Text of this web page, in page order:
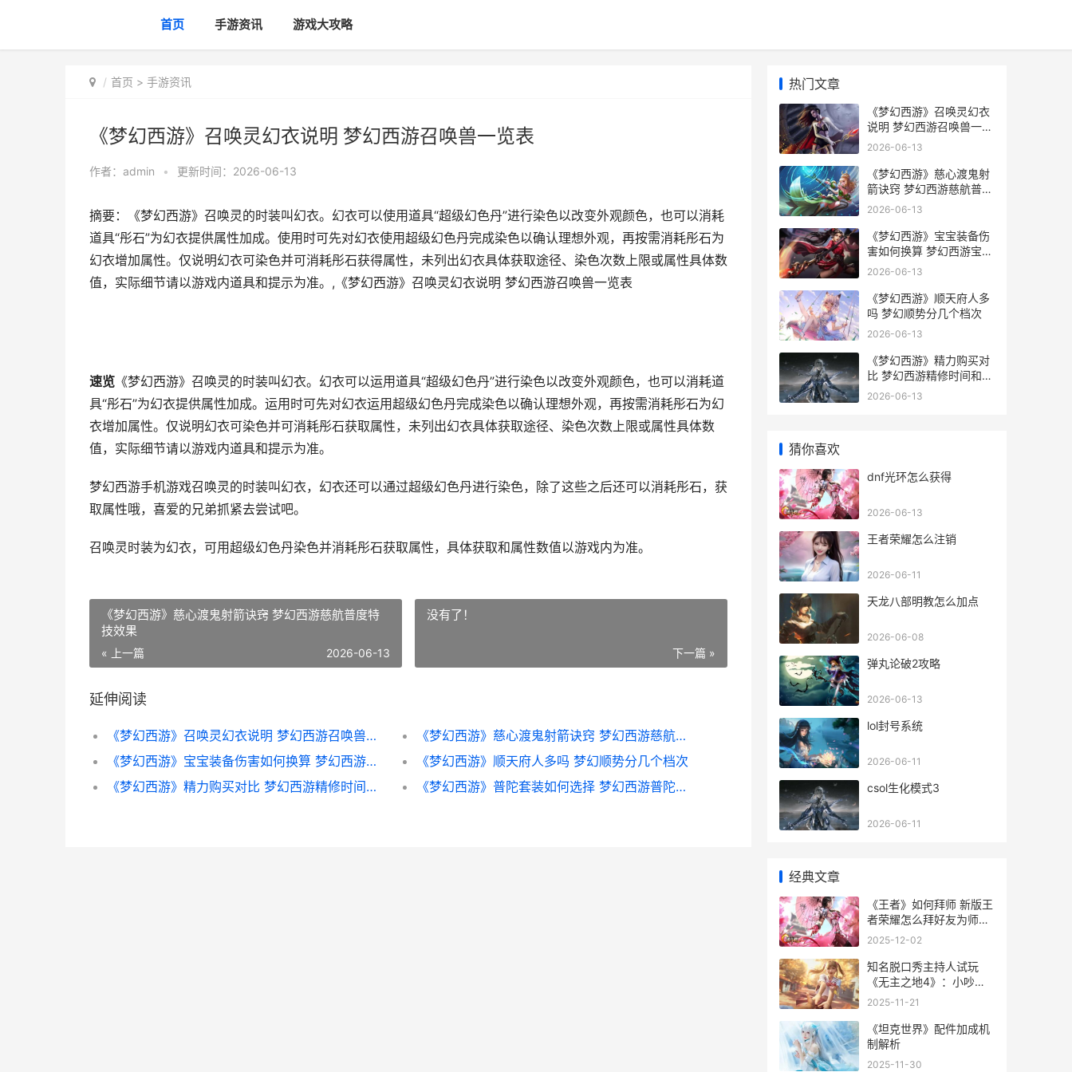
首页 手游资讯 游戏大攻略
首页 > 手游资讯
《梦幻西游》召唤灵幻衣说明 梦幻西游召唤兽一览表
作者： admin • 更新时间：2026-06-13
摘要：《梦幻西游》召唤灵的时装叫幻衣。幻衣可以使用道具“超级幻色丹”进行染色以改变外观颜色，也可以消耗
道具“彤石”为幻衣提供属性加成。使用时可先对幻衣使用超级幻色丹完成染色以确认理想外观，再按需消耗彤石为
幻衣增加属性。仅说明幻衣可染色并可消耗彤石获得属性，未列出幻衣具体获取途径、染色次数上限或属性具体数
值，实际细节请以游戏内道具和提示为准。,《梦幻西游》召唤灵幻衣说明 梦幻西游召唤兽一览表
速览 《梦幻西游》召唤灵的时装叫幻衣。幻衣可以运用道具“超级幻色丹”进行染色以改变外观颜色，也可以消耗道
具“彤石”为幻衣提供属性加成。运用时可先对幻衣运用超级幻色丹完成染色以确认理想外观，再按需消耗彤石为幻
衣增加属性。仅说明幻衣可染色并可消耗彤石获取属性，未列出幻衣具体获取途径、染色次数上限或属性具体数
值，实际细节请以游戏内道具和提示为准。
梦幻西游手机游戏召唤灵的时装叫幻衣，幻衣还可以通过超级幻色丹进行染色，除了这些之后还可以消耗彤石，获
取属性哦，喜爱的兄弟抓紧去尝试吧。
召唤灵时装为幻衣，可用超级幻色丹染色并消耗彤石获取属性，具体获取和属性数值以游戏内为准。
《梦幻西游》慈心渡鬼射箭诀窍 梦幻西游慈航普度特
技效果
« 上一篇 2026-06-13
没有了！
下一篇 »
延伸阅读
《梦幻西游》召唤灵幻衣说明 梦幻西游召唤兽一览表
《梦幻西游》慈心渡鬼射箭诀窍 梦幻西游慈航普度特技效果
《梦幻西游》宝宝装备伤害如何换算 梦幻西游宝象国剧情攻略奖励
《梦幻西游》顺天府人多吗 梦幻顺势分几个档次
《梦幻西游》精力购买对比 梦幻西游精修时间和双倍时间区别
《梦幻西游》普陀套装如何选择 梦幻西游普陀技能介绍
热门文章
《梦幻西游》召唤灵幻衣
说明 梦幻西游召唤兽一览
表
2026-06-13
《梦幻西游》慈心渡鬼射
箭诀窍 梦幻西游慈航普度
特技效果
2026-06-13
《梦幻西游》宝宝装备伤
害如何换算 梦幻西游宝象
国剧情攻略奖励
2026-06-13
《梦幻西游》顺天府人多
吗 梦幻顺势分几个档次
2026-06-13
《梦幻西游》精力购买对
比 梦幻西游精修时间和双
倍时间区别
2026-06-13
猜你喜欢
dnf光环怎么获得
2026-06-13
王者荣耀怎么注销
2026-06-11
天龙八部明教怎么加点
2026-06-08
弹丸论破2攻略
2026-06-13
lol封号系统
2026-06-11
csol生化模式3
2026-06-11
经典文章
《王者》如何拜师 新版王
者荣耀怎么拜好友为师
2020
2025-12-02
知名脱口秀主持人试玩
《无主之地4》：小吵闹
太吵了 知名脱口秀主持人
2025-11-21
《坦克世界》配件加成机
制解析
2025-11-30